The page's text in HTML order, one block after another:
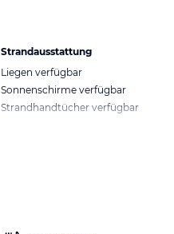
Strandausstattung
Liegen verfügbar
Sonnenschirme verfügbar
Strandhandtücher verfügbar